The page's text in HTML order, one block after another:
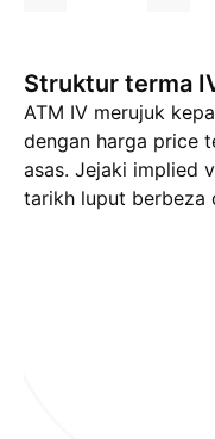
Struktur terma
ATM IV merujuk
dengan harga price
asas. Jejaki implied
tarikh luput berbeza